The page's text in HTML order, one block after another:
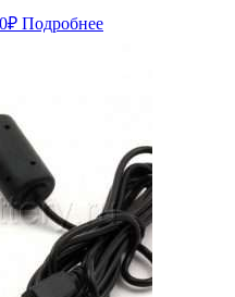
₽Текущая
Подробнее